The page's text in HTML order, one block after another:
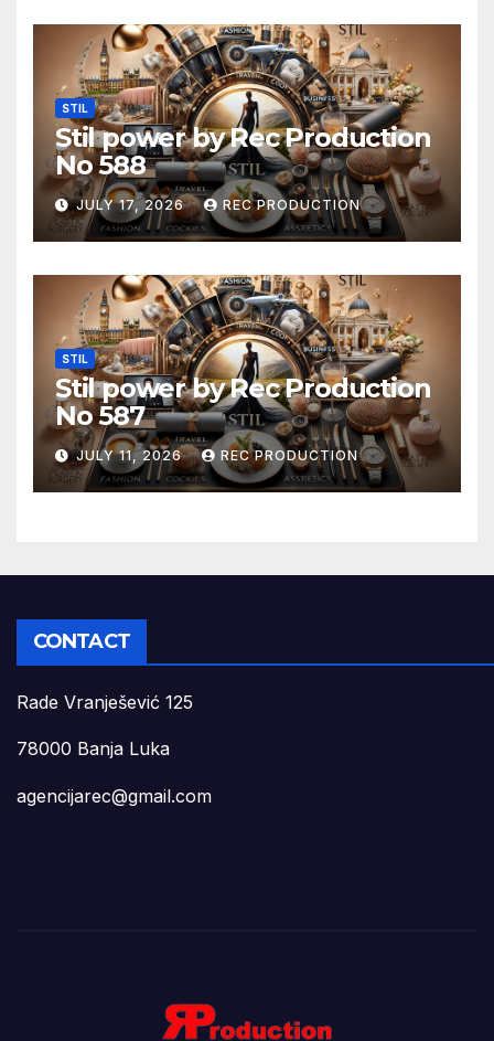
STIL
Stil power by Rec Production
No 588
JULY 17, 2026 REC PRODUCTION
STIL
Stil power by Rec Production
No 587
JULY 11, 2026 REC PRODUCTION
CONTACT
Rade Vranješević 125
78000 Banja Luka
agencijarec@gmail.com